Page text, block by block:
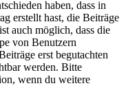
haben, dass in
erstellt hast, die Beiträge
auch möglich, dass die
von Benutzern
erst begutachten
werden. Bitte
wenn du weitere